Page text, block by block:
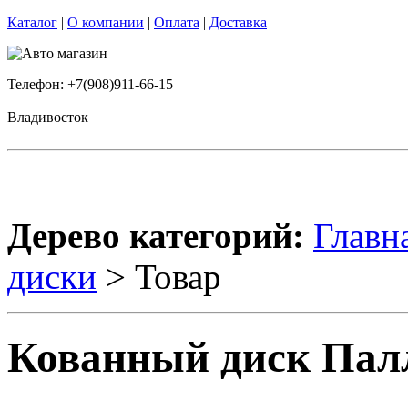
Каталог | О компании | Оплата | Доставка
Телефон: +7(908)911-66-15
Владивосток
Дерево категорий:
диски > Товар
Кованный диск